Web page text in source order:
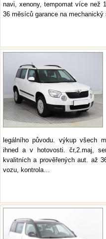
navi, xenony, tempomat více než
36 měsíců garance na
legálního původu. výkup všech
ihned a v hotovosti. čr,2.maj,
kvalitních a prověřených aut. až
vozu, kontrola…